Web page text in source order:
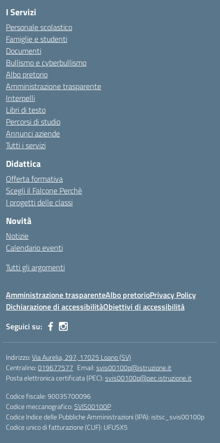
I Servizi
Personale scolastico
Famiglie e studenti
Documenti
Bullismo e cyberbullismo
Albo pretorio
Amministrazione trasparente
Interpelli
Libri di testo
Percorsi di studio
Annunci aziende
Tutti i servizi
Didattica
Offerta formativa
Scegli il Falcone Perchè
I progetti delle classi
Novità
Notizie
Calendario eventi
Tutti gli argomenti
Amministrazione trasparenteAlbo pretorioPrivacy Policy
Dichiarazione di accessibilitàObiettivi di accessibilità
Seguici su:
Indirizzo:Via Aurelia, 297, 17025 Loano (SV)
Centralino:019677577 Email:svis00100p@istruzione.it
Posta elettronica certificata (PEC):svis00100p@pec.istruzione.it
Codice fiscale: 90035700096
Codice meccanografico:SVIS00100P
Codice Indice delle Pubbliche Amministrazioni (IPA): istsc_svis00100p
Codice unico di fatturazione (CUF): UFUSX5